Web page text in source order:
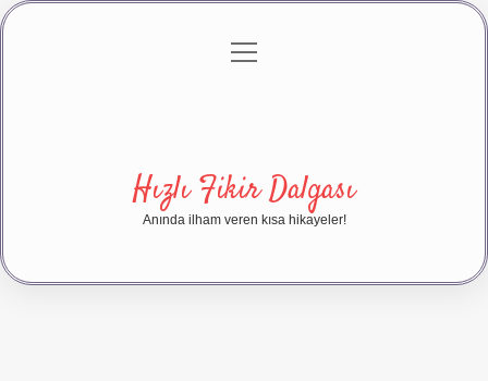
Gizlilik Politikası
menüyü
Hızlı Fikir Dalgası
Anında ilham veren kısa hikayeler!